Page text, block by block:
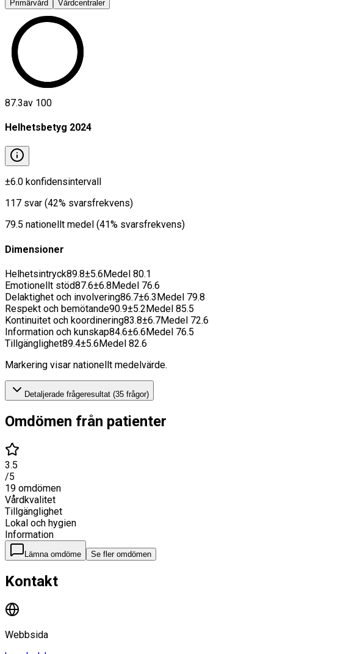
Primärvård Vårdcentraler
87.3av 100
Helhetsbetyg 2024
±6.0 konfidensintervall
117 svar (42% svarsfrekvens)
79.5 nationellt medel (41% svarsfrekvens)
Dimensioner
Helhetsintryck89.8±5.6Medel 80.1
Emotionellt stöd87.6±6.8Medel 76.6
Delaktighet och involvering86.7±6.3Medel 79.8
Respekt och bemötande90.9±5.2Medel 85.5
Kontinuitet och koordinering83.8±6.7Medel 72.6
Information och kunskap84.6±6.6Medel 76.5
Tillgänglighet89.4±5.6Medel 82.6
Markering visar nationellt medelvärde.
Detaljerade frågeresultat (35 frågor)
Omdömen från patienter
3.5
/5
19 omdömen
Vårdkvalitet
Tillgänglighet
Lokal och hygien
Information
Lämna omdöme Se fler omdömen
Kontakt
Webbsida